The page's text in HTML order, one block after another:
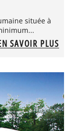
située à
SAVOIR PLUS